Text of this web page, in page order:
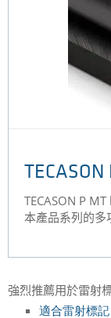
TECASON
TECASON P
本產品系列的多
強烈推薦用於雷射
適合雷射標